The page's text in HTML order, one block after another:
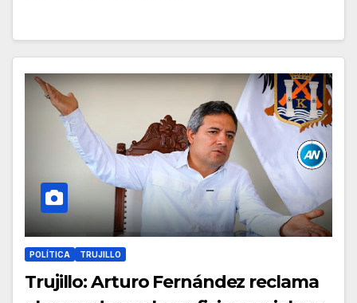
POLÍTICA TRUJILLO
Trujillo: Arturo Fernández reclama